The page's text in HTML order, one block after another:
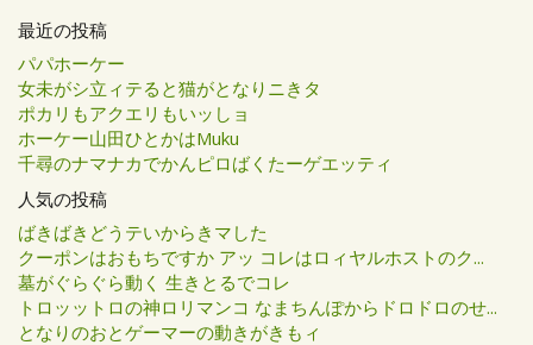
最近の投稿
パパホーケー
女未がシ立ィテると猫がとなりニきタ
ポカリもアクエリもいッしョ
ホーケー山田ひとかはMuku
千尋のナマナカでかんピロばくたーゲエッティ
人気の投稿
ばきばきどうテいからきマした
クーポンはおもちですか アッ コレはロィヤルホストのク...
墓がぐらぐら動く 生きとるでコレ
トロッットロの神ロリマンコ なまちんぽからドロドロのせ...
となりのおとゲーマーの動きがきもィ